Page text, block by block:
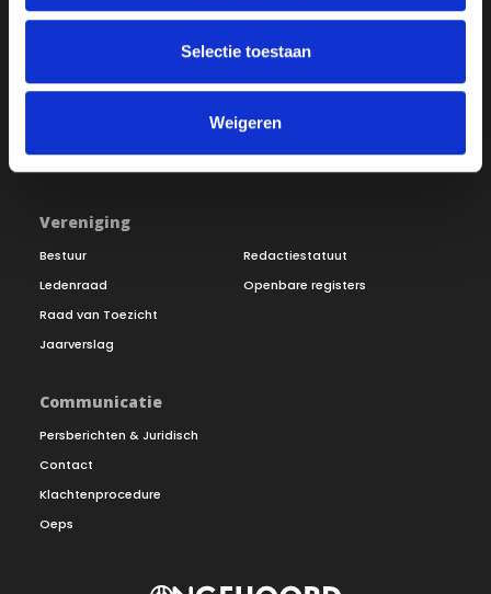
Selectie toestaan
Weigeren
Vereniging
Bestuur
Ledenraad
Raad van Toezicht
Jaarverslag
Redactiestatuut
Openbare registers
Communicatie
Persberichten & Juridisch
Contact
Klachtenprocedure
Oeps